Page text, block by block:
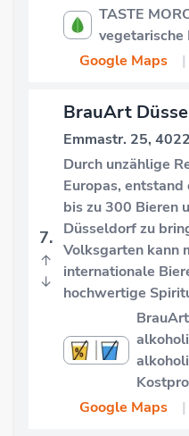
TASTE
vegetarische
Google Maps
|
7.
↑
↓
BrauArt
Emmastr. 25,
Durch unzählige
Europas,
bis zu 300 Bieren
Düsseldorf zu
Volksgarten kann
internationale
hochwertige
Google Maps
|